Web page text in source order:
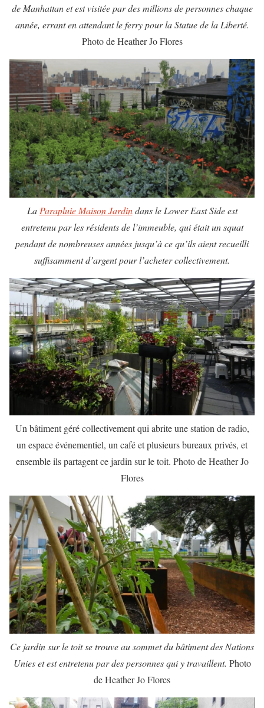
de Manhattan et est visitée par des millions de personnes chaque
année, errant en attendant le ferry pour la Statue de la Liberté.
Photo de Heather Jo Flores
La Parapluie Maison Jardindans le Lower East Side est
entretenu par les résidents de l’immeuble, qui était un squat
pendant de nombreuses années jusqu’à ce qu’ils aient recueilli
suffisamment d’argent pour l’acheter collectivement.
Un bâtiment géré collectivement qui abrite une station de radio,
un espace événementiel, un café et plusieurs bureaux privés, et
ensemble ils partagent ce jardin sur le toit. Photo de Heather Jo
Flores
Ce jardin sur le toit se trouve au sommet du bâtiment des Nations
Unies et est entretenu par des personnes qui y travaillent. Photo
de Heather Jo Flores